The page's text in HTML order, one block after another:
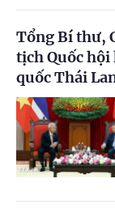
Tổng Bí thư,
tịch Quốc hội
quốc Thái